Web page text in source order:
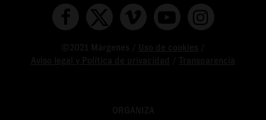
©2021 Márgenes / Uso de cookies
Aviso legal y Política de privacidad
Transparencia
ORGANIZA